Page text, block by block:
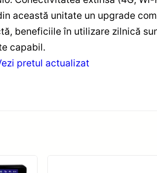
această unitate un upgrade
beneficiile în utilizare zilnică
capabil.
pretul actualizat